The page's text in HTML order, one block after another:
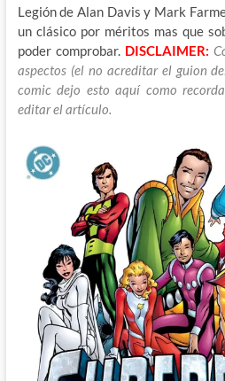
Legión de Alan Davis y Mark
un clásico por méritos mas que
poder comprobar. DISCLAIMER:
aspectos (el no acreditar el guion
comic dejo esto aquí como
editar el artículo.